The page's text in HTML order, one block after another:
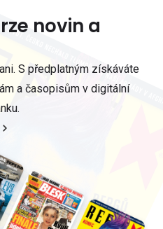
novin a
S předplatným získáváte
a časopisům v digitální